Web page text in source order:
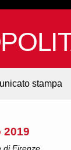
stampa
2019
di Firenze